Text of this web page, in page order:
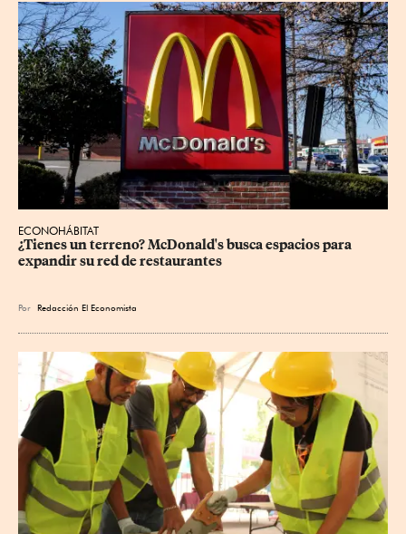
ECONOHÁBITAT
¿Tienes un terreno? McDonald's busca espacios para
expandir su red de restaurantes
Por Redacción El Economista